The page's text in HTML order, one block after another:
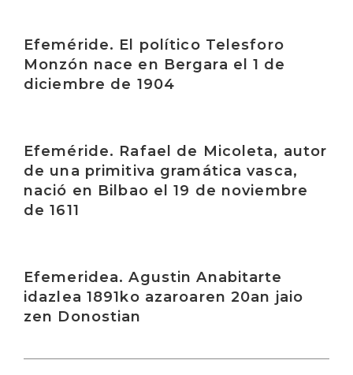
Efeméride. El político Telesforo
Monzón nace en Bergara el 1 de
diciembre de 1904
Efeméride. Rafael de Micoleta, autor
de una primitiva gramática vasca,
nació en Bilbao el 19 de noviembre
de 1611
Efemeridea. Agustin Anabitarte
idazlea 1891ko azaroaren 20an jaio
zen Donostian